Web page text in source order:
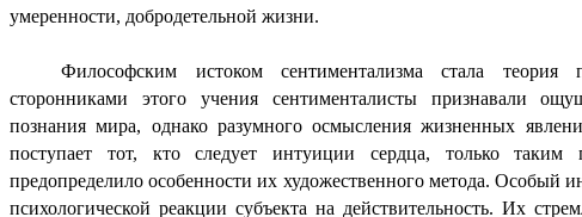
умеренности, добродетельной жизни.
Философским истоком сентиментализма стала теория
сторонниками этого учения сентименталисты признавали
познания мира, однако разумного осмысления жизненных
поступает тот, кто следует интуиции сердца, только
предопределило особенности их художественного метода. Особый
психологической реакции субъекта на действительность. Их